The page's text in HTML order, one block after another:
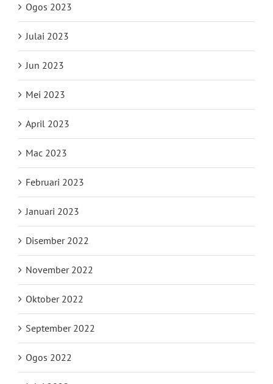
Ogos 2023
Julai 2023
Jun 2023
Mei 2023
April 2023
Mac 2023
Februari 2023
Januari 2023
Disember 2022
November 2022
Oktober 2022
September 2022
Ogos 2022